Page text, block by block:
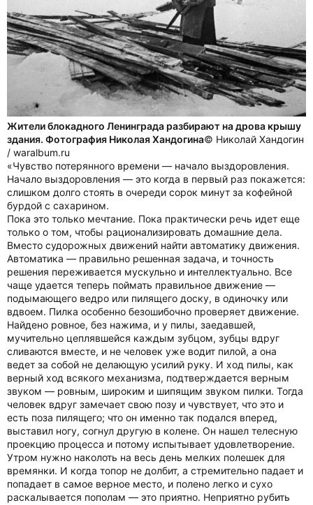
Жители блокадного Ленинграда разбирают на дрова крышу
здания. Фотография Николая Хандогина© Николай Хандогин
/ waralbum.ru
«Чувство потерянного времени — начало выздоровления.
Начало выздоровления — это когда в первый раз покажется:
слишком долго стоять в очереди сорок минут за кофейной
бурдой с сахарином.
Пока это только мечтание. Пока практически речь идет еще
только о том, чтобы рационализировать домашние дела.
Вместо судорожных движений найти автоматику движения.
Автоматика — правильно решенная задача, и точность
решения переживается мускульно и интеллектуально. Все
чаще удается теперь поймать правильное движение —
подымающего ведро или пилящего доску, в одиночку или
вдвоем. Пилка особенно безошибочно проверяет движение.
Найдено ровное, без нажима, и у пилы, заедавшей,
мучительно цеплявшейся каждым зубцом, зубцы вдруг
сливаются вместе, и не человек уже водит пилой, а она
ведет за собой не делающую усилий руку. И ход пилы, как
верный ход всякого механизма, подтверждается верным
звуком — ровным, широким и шипящим звуком пилки. Тогда
человек вдруг замечает свою позу и чувствует, что это и
есть поза пилящего; что он именно так подался вперед,
выставил ногу, согнул другую в колене. Он нашел телесную
проекцию процесса и потому испытывает удовлетворение.
Утром нужно наколоть на весь день мелких полешек для
времянки. И когда топор не долбит, а стремительно падает и
попадает в самое верное место, и полено легко и сухо
раскалывается пополам — это приятно. Неприятно рубить